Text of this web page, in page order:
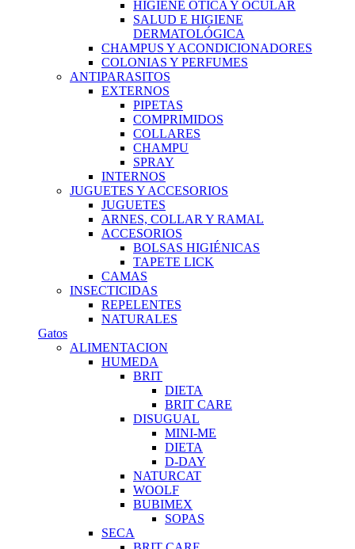
HIGIENE OTICA Y OCULAR
SALUD E HIGIENE
DERMATOLÓGICA
CHAMPUS Y ACONDICIONADORES
COLONIAS Y PERFUMES
ANTIPARASITOS
EXTERNOS
PIPETAS
COMPRIMIDOS
COLLARES
CHAMPU
SPRAY
INTERNOS
JUGUETES Y ACCESORIOS
JUGUETES
ARNES, COLLAR Y RAMAL
ACCESORIOS
BOLSAS HIGIÉNICAS
TAPETE LICK
CAMAS
INSECTICIDAS
REPELENTES
NATURALES
Gatos
ALIMENTACION
HUMEDA
BRIT
DIETA
BRIT CARE
DISUGUAL
MINI-ME
DIETA
D-DAY
NATURCAT
WOOLF
BUBIMEX
SOPAS
SECA